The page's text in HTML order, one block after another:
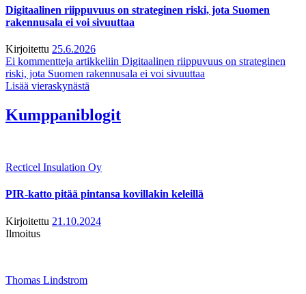
Digitaalinen riippuvuus on strateginen riski, jota Suomen
rakennusala ei voi sivuuttaa
Kirjoitettu 25.6.2026
Ei kommentteja artikkeliin Digitaalinen riippuvuus on strateginen
riski, jota Suomen rakennusala ei voi sivuuttaa
Lisää vieraskynästä
Kumppaniblogit
Recticel Insulation Oy
PIR-katto pitää pintansa kovillakin keleillä
Kirjoitettu 21.10.2024
Ilmoitus
Thomas Lindstrom